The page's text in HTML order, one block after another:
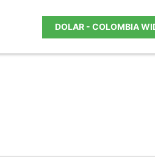
DOLAR - COLOMBIA